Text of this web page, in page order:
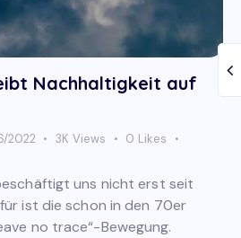
Nachhaltigkeit auf
2022 3K Views 0 Likes
uns nicht erst seit
ist die schon in den 70er
no trace“-Bewegung.